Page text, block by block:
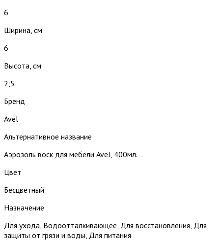
6
Ширина, см
6
Высота, см
2,5
Бренд
Avel
Альтернативное название
Аэрозоль воск для мебели Avel, 400мл.
Цвет
Бесцветный
Назначение
Для ухода, Водоотталкивающее, Для восстановления, Для
защиты от грязи и воды, Для питания